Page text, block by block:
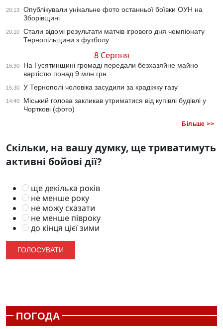
20:13
Опублікували унікальне фото останньої боївки ОУН на
Зборівщині
20:10
Стали відомі результати матчів ігрового дня чемпіонату
Тернопільщини з футболу
8 Серпня
16:30
На Гусятинщині громаді передали безхазяйне майно
вартістю понад 9 млн грн
15:30 У Тернополі чоловіка засудили за крадіжку газу
14:40
Міський голова закликав утриматися від купівлі будівлі у
Чорткові (фото)
Більше >>
Скільки, на вашу думку, ще триватимуть
активні бойові дії?
ще декілька років
не менше року
не можу сказати
не менше півроку
до кінця цієї зими
ПОГОДА